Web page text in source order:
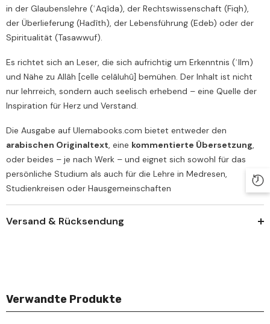
in der Glaubenslehre (ʿAqîda), der Rechtswissenschaft (Fiqh),
der Überlieferung (Hadîth), der Lebensführung (Edeb) oder der
Spiritualität (Tasawwuf).
Es richtet sich an Leser, die sich aufrichtig um Erkenntnis (ʿIlm)
und Nähe zu Allâh [celle celâluhû] bemühen. Der Inhalt ist nicht
nur lehrreich, sondern auch seelisch erhebend – eine Quelle der
Inspiration für Herz und Verstand.
Die Ausgabe auf Ulemabooks.com bietet entweder den
arabischen Originaltext, eine kommentierte Übersetzung,
oder beides – je nach Werk – und eignet sich sowohl für das
persönliche Studium als auch für die Lehre in Medresen,
Studienkreisen oder Hausgemeinschaften
Versand & Rücksendung
Verwandte Produkte